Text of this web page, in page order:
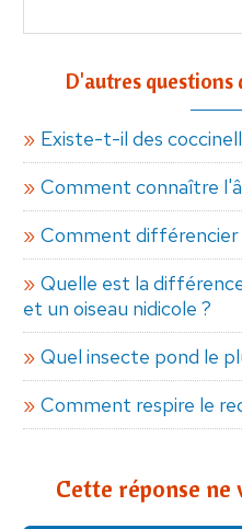
D'autres
Existe-t-il des
Comment connaître
Comment différencier
Quelle est la
et un oiseau nidicole ?
Quel insecte pond le
Comment respire le
Cette réponse ne